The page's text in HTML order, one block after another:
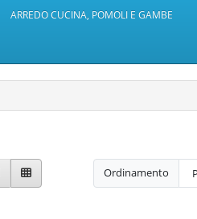
ARREDO CUCINA, POMOLI E GAMBE
Ordinamento